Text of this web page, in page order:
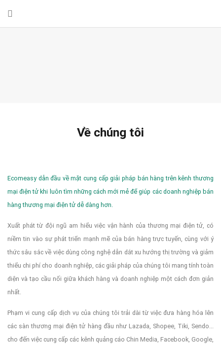
Về chúng tôi
Ecomeasy dẫn đầu về mặt cung cấp giải pháp bán hàng trên kênh thương
mại điện tử khi luôn tìm những cách mới mẻ để giúp các doanh nghiệp bán
hàng thương mại điện tử dễ dàng hơn.
Xuất phát từ đội ngũ am hiểu việc vận hành của thương mại điện tử, có
niềm tin vào sự phát triển mạnh mẽ của bán hàng trực tuyến, cùng với ý
thức sâu sắc về việc dùng công nghệ dẫn dắt xu hướng thị trường và giảm
thiểu chi phí cho doanh nghiệp, các giải pháp của chúng tôi mang tính toàn
diện và tạo cầu nối giữa khách hàng và doanh nghiệp một cách đơn giản
nhất.
Phạm vi cung cấp dịch vụ của chúng tôi trải dài từ việc đưa hàng hóa lên
các sàn thương mại điện tử hàng đầu như Lazada, Shopee, Tiki, Sendo...
cho đến việc cung cấp các kênh quảng cáo Chin Media, Facebook, Google,